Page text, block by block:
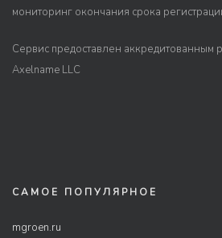
мониторинг окончания срока
Сервис предоставлен аккредитованным
Axelname LLC
САМОЕ ПОПУЛЯРНОЕ
mgroen.ru